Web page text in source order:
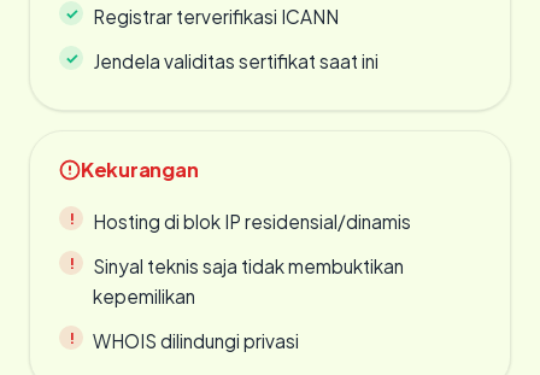
Registrar terverifikasi ICANN
Jendela validitas sertifikat saat ini
Kekurangan
Hosting di blok IP residensial/dinamis
Sinyal teknis saja tidak membuktikan
kepemilikan
WHOIS dilindungi privasi